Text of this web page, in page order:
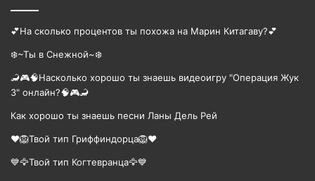
💕На сколько процентов ты похожа на Марин Китагаву?💕
❄️~Ты в Снежной~❄️
🦂🎮🧠Насколько хорошо ты знаешь видеоигру "Операция Жук
3" онлайн?🧠🎮🦂
Как хорошо ты знаешь песни Ланы Дель Рей
❤️🦁Твой тип Гриффиндорца🦁❤️
💙🦅Твой тип Когтевранца🦅💙